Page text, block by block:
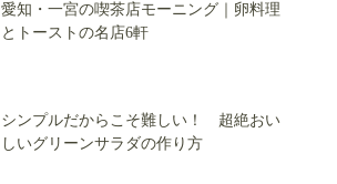
愛知・一宮の喫茶店モーニング｜卵料理
とトーストの名店6軒
シンプルだからこそ難しい！ 超絶おい
しいグリーンサラダの作り方